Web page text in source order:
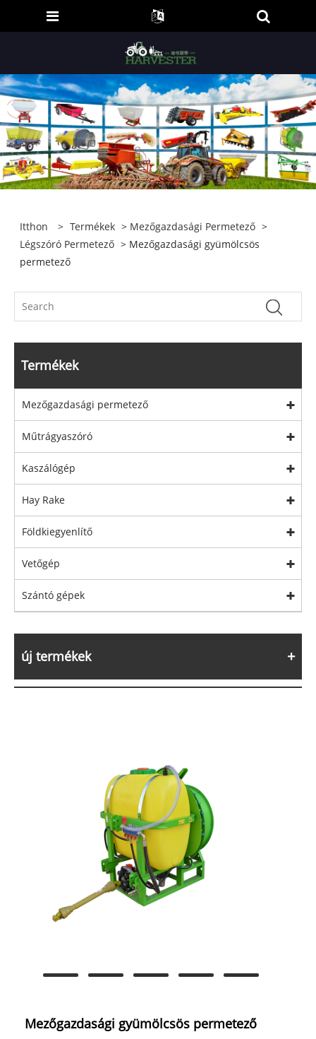
Itthon > Termékek > Mezőgazdasági Permetező >
Légszóró Permetező > Mezőgazdasági gyümölcsös
permetező
Termékek
Mezőgazdasági permetező
Műtrágyaszóró
Kaszálógép
Hay Rake
Földkiegyenlítő
Vetőgép
Szántó gépek
új termékek
Mezőgazdasági gyümölcsös permetező